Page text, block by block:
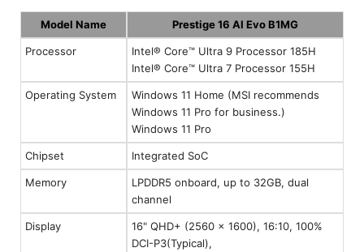
Model Name Prestige 16 AI Evo B1MG
Processor
Intel® Core™ Ultra 9 Processor 185H
Intel® Core™ Ultra 7 Processor 155H
Operating System
Windows 11 Home (MSI recommends
Windows 11 Pro for business.)
Windows 11 Pro
Chipset Integrated SoC
Memory
LPDDR5 onboard, up to 32GB, dual
channel
Display
16" QHD+ (2560 x 1600), 16:10, 100%
DCI-P3(Typical),